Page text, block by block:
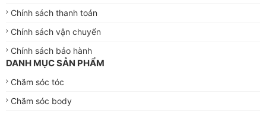
Chính sách thanh toán
Chính sách vận chuyển
Chính sách bảo hành
DANH MỤC SẢN PHẨM
Chăm sóc tóc
Chăm sóc body